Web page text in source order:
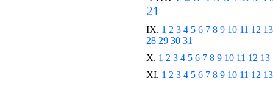
21
IX. 1 2 3 4 5 6 7 8 9 10 11 12 13
28 29 30 31
X. 1 2 3 4 5 6 7 8 9 10 11 12 13
XI. 1 2 3 4 5 6 7 8 9 10 11 12 13